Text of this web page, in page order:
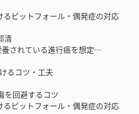
ピットフォール・偶発症の対応
清
れている進行癌を想定─
るコツ・工夫
回避するコツ
ピットフォール・偶発症の対応